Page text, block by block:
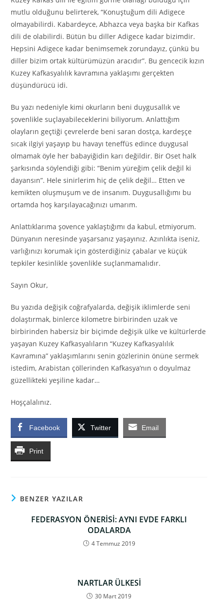
mutlu olduğunu belirterek, “Konuştuğum dili Adigece
olmayabilirdi. Kabardeyce, Abhazca veya başka bir Kafkas
dili de olabilirdi. Bütün bu diller Adigece kadar bizimdir.
Hepsini Adigece kadar benimsemek zorundayız, çünkü bu
diller bizim ortak kültürümüzün aracıdır”. Bu gencecik kızın
Kuzey Kafkasyalılık kavramına yaklaşımı gerçekten
düşündürücü idi.
Bu yazı nedeniyle kimi okurların beni duygusallık ve
şovenlikle suçlayabileceklerini biliyorum. Anlattığım
olayların geçtiği çevrelerde beni saran dostça, kardeşçe
sıcak ilgiyi yaşayıp bu havayı teneffüs edince duygusal
olmamak öyle her babayiğidin karı değildir. Bir Oset halk
şarkısında söylendiği gibi: “Benim yüreğim çelik değil ki
dayansın”. Hele sinirlerim hiç de çelik değil… Etten ve
kemikten oluşmuşum ve de insanım. Duygusallığımı bu
ortamda hoş karşılayacağınızı umarım.
Anlattıklarıma şovence yaklaştığımı da kabul, etmiyorum.
Dünyanın neresinde yaşarsanız yaşayınız. Azınlıkta iseniz,
varlığınızı korumak için gösterdiğiniz çabalar ve küçük
tepkiler kesinlikle şovenlikle suçlanmamalıdır.
Sayın Okur,
Bu yazıda değişik coğrafyalarda, değişik iklimlerde seni
dolaştırmak, binlerce kilometre birbirinden uzak ve
birbirinden habersiz bir biçimde değişik ülke ve kültürlerde
yaşayan Kuzey Kafkasyalıların “Kuzey Kafkasyalılık
Kavramına” yaklaşımlarını senin gözlerinin önüne sermek
istedim, Arabistan çöllerinden Kafkasya’nın o doyulmaz
güzellikteki yeşiline kadar…
Hoşçalalınız.
Facebook Twitter Email
Print
BENZER YAZILAR
FEDERASYON ÖNERİSİ: AYNI EVDE FARKLI
ODALARDA
4 Temmuz 2019
NARTLAR ÜLKESİ
30 Mart 2019